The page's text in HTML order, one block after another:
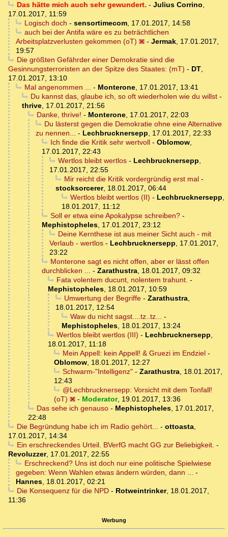
Das hätte mich auch sehr gewundert. - Julius Corrino,
17.01.2017, 11:59
Logisch doch - sensortimecom, 17.01.2017, 14:58
auch bei der Antifa wäre es zu beträchtlichen
Arbeitsplatzverlusten gekommen (oT)
- Jermak, 17.01.2017,
19:57
Die größten Gefährder einer Demokratie sind die
Gesinnungsterroristen an der Spitze des Staates: (mT) - DT,
17.01.2017, 13:10
Mal angenommen ... - Monterone, 17.01.2017, 13:41
Du kannst das, glaube ich, so oft wiederholen wie du willst-
thrive, 17.01.2017, 21:56
Danke, thrive! - Monterone, 17.01.2017, 22:03
Du lästerst gegen die Demokratie ohne eine Alternative
zu nennen... - Lechbrucknersepp, 17.01.2017, 22:33
Ich finde die Kritik sehr wertvoll- Oblomow,
17.01.2017, 22:43
Wertlos bleibt wertlos- Lechbrucknersepp,
17.01.2017, 22:55
Mir reicht die Kritik vordergründig erst mal-
stocksorcerer, 18.01.2017, 06:44
Wertlos bleibt wertlos (II) - Lechbrucknersepp,
18.01.2017, 11:12
Soll er etwa eine Apokalypse schreiben?-
Mephistopheles, 17.01.2017, 23:12
Deine Kernthese ist aus meiner Sicht auch - mit
Verlaub - wertlos - Lechbrucknersepp, 17.01.2017,
23:22
Monterone sagt es nicht offen, aber er lässt offen
durchblicken ... - Zarathustra, 18.01.2017, 09:32
Fata volentem ducunt, nolentem trahunt. -
Mephistopheles, 18.01.2017, 10:59
Umwertung der Begriffe- Zarathustra,
18.01.2017, 12:54
Waw du nicht sagst....tz..tz... -
Mephistopheles, 18.01.2017, 13:24
Wertlos bleibt wertlos (III) - Lechbrucknersepp,
18.01.2017, 11:18
Mein Appell: kein Appell! & Gruezi im Endziel-
Oblomow, 18.01.2017, 12:27
Schwarm-"Intelligenz"- Zarathustra, 18.01.2017,
12:43
@Lechbrucknersepp: Vorsicht mit dem Tonfall!
(oT)
- Moderator, 19.01.2017, 13:36
Das sehe ich genauso- Mephistopheles, 17.01.2017,
22:48
Die Begründung habe ich im Radio gehört... - ottoasta,
17.01.2017, 14:34
Ein erschreckendes Urteil. BVerfG macht GG zur Beliebigkeit. -
Revoluzzer, 17.01.2017, 22:55
Erschreckend? Uns ist doch nur eine politische Spielwiese
gegeben: Wenn Wahlen etwas ändern würden, dann ... -
Hannes, 18.01.2017, 02:21
Die Konsequenz für die NPD- Rotweintrinker, 18.01.2017,
11:36
Werbung